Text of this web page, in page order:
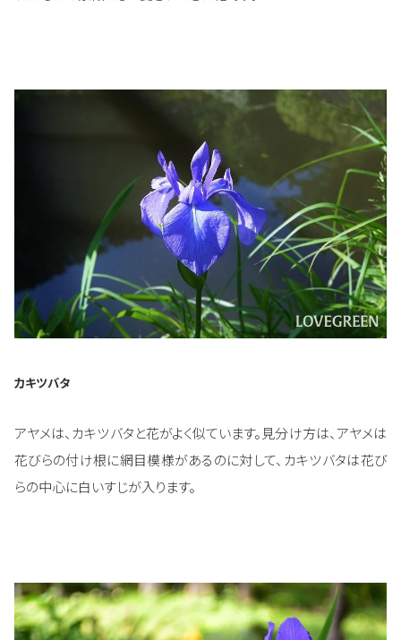
カキツバタ
アヤメは、カキツバタと花がよく似ています。見分け方は、アヤメは
花びらの付け根に網目模様があるのに対して、カキツバタは花び
らの中心に白いすじが入ります。